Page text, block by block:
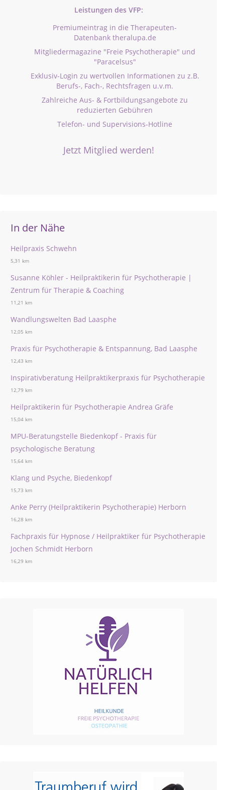
Leistungen des VFP:
Premiumeintrag in die Therapeuten-
Datenbank theralupa.de
Mitgliedermagazine "Freie Psychotherapie" und
"Paracelsus"
Exklusiv-Login zu wertvollen Informationen zu z.B.
Berufs-, Fach-, Rechtsfragen u.v.m.
Zahlreiche Aus- & Fortbildungsangebote zu
reduzierten Gebühren
Telefon- und Supervisions-Hotline
Jetzt Mitglied werden!
In der Nähe
Heilpraxis Schwehn
5,31 km
Susanne Köhler - Heilpraktikerin für Psychotherapie |
Zentrum für Therapie & Coaching
11,21 km
Wandlungswelten Bad Laasphe
12,05 km
Praxis für Psychotherapie & Entspannung, Bad Laasphe
12,43 km
Inspirativberatung Heilpraktikerpraxis für Psychotherapie
12,79 km
Heilpraktikerin für Psychotherapie Andrea Gräfe
15,04 km
MPU-Beratungstelle Biedenkopf - Praxis für
psychologische Beratung
15,64 km
Klang und Psyche, Biedenkopf
15,73 km
Anke Perry (Heilpraktikerin Psychotherapie) Herborn
16,28 km
Fachpraxis für Hypnose / Heilpraktiker für Psychotherapie
Jochen Schmidt Herborn
16,29 km